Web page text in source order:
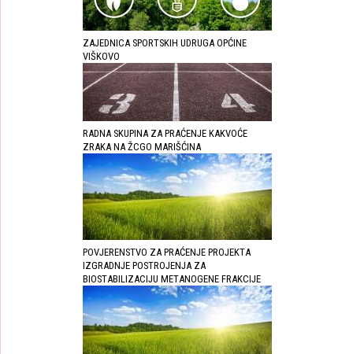
ZAJEDNICA SPORTSKIH UDRUGA OPĆINE
VIŠKOVO
RADNA SKUPINA ZA PRAĆENJE KAKVOĆE
ZRAKA NA ŽCGO MARIŠĆINA
POVJERENSTVO ZA PRAĆENJE PROJEKTA
IZGRADNJE POSTROJENJA ZA
BIOSTABILIZACIJU METANOGENE FRAKCIJE